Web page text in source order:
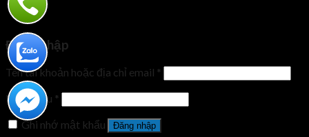
Đăng nhập
Tên tài khoản hoặc địa chỉ email *
Mật khẩu *
Ghi nhớ mật khẩu
Đăng nhập